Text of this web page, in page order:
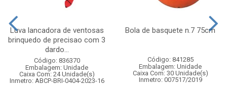
Luva lancadora de ventosas
brinquedo de precisao com 3
dardo...
Código: 836370
Embalagem: Unidade
Caixa Com: 24 Unidade(s)
Inmetro: ABCP-BRI-0404-2023-16
Bola de basquete n.7 75cm
Código: 841285
Embalagem: Unidade
Caixa Com: 30 Unidade(s)
Inmetro: 007517/2019